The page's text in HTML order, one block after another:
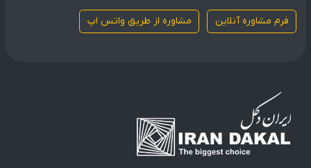
فرم مشاوره آنلاین مشاوره از طریق واتس اپ